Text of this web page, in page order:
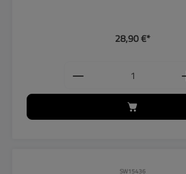
28,90 €*
Produkt Anzahl:
SW15436